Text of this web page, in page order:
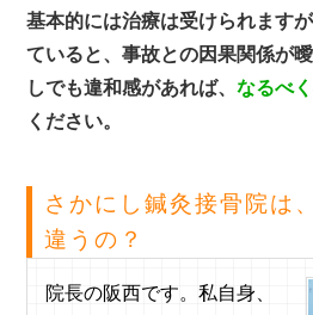
基本的には治療は受けられます
ていると、事故との因果関係が
しでも違和感があれば、なるべ
ください。
さかにし鍼灸接骨院は
違うの？
院長の阪西です。私自身、